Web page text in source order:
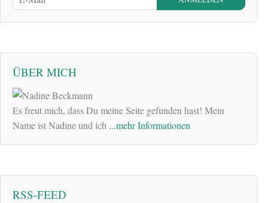
ÜBER MICH
Es freut mich, dass Du meine Seite gefunden hast! Mein
Name ist Nadine und ich ...mehr Informationen
RSS-FEED